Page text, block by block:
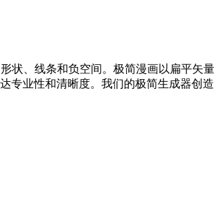
、线条和负空间。极简漫画以扁平矢
业性和清晰度。我们的极简生成器创